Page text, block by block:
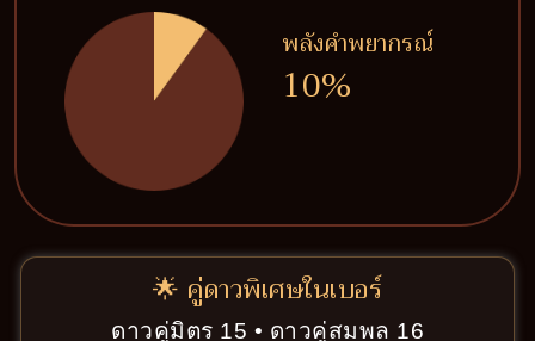
พลังคำพยากรณ์
10%
🌟 คู่ดาวพิเศษในเบอร์
ดาวคู่มิตร 15 • ดาวคู่สมพล 16